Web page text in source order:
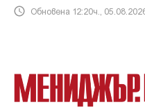
Обновена 12:20ч.,